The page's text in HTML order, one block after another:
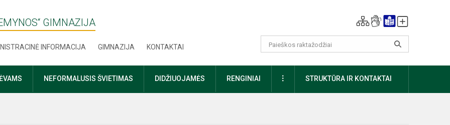
GIMNAZIJA
INFORMACIJA GIMNAZIJA KONTAKTAI
NEFORMALUSIS ŠVIETIMAS DIDŽIUOJAMĖS RENGINIAI DAUGIAUSTRUKTŪRA IR KONTAKTAI